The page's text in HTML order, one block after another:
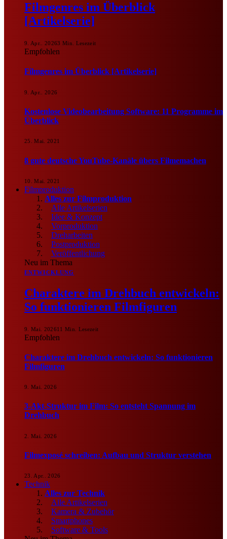
Filmgenres im Überblick
[Artikelserie]
9. Apr.. 20263 Min. Lesezeit
Empfohlen
Filmgenres im Überblick [Artikelserie]
9. Apr.. 2026
Kostenlose Videobearbeitung Software: 11 Programme im
Überblick
25. Mai. 2021
8 gute deutsche YouTube-Kanäle übers Filmemachen
10. Mai. 2021
Filmproduktion
Alles zur Filmproduktion
Alle Artikelserien
Idee & Konzept
Vorproduktion
Dreharbeiten
Postproduktion
Veröffentlichung
Neu im Thema
ENTWICKLUNG
Charaktere im Drehbuch entwickeln:
So funktionieren Filmfiguren
9. Mai. 202611 Min. Lesezeit
Empfohlen
Charaktere im Drehbuch entwickeln: So funktionieren
Filmfiguren
9. Mai. 2026
3-Akt-Struktur im Film: So entsteht Spannung im
Drehbuch
2. Mai. 2026
Filmexposé schreiben: Aufbau und Struktur verstehen
23. Apr.. 2026
Technik
Alles zur Technik
Alle Artikelserien
Kamera & Zubehör
Smartphones
Software & Tools